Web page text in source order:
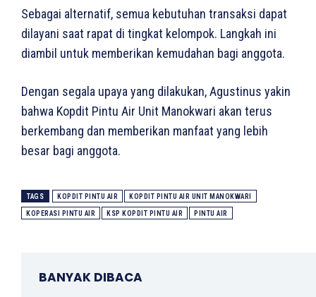
Sebagai alternatif, semua kebutuhan transaksi dapat
dilayani saat rapat di tingkat kelompok. Langkah ini
diambil untuk memberikan kemudahan bagi anggota.
Dengan segala upaya yang dilakukan, Agustinus yakin
bahwa Kopdit Pintu Air Unit Manokwari akan terus
berkembang dan memberikan manfaat yang lebih
besar bagi anggota.
TAGS KOPDIT PINTU AIR KOPDIT PINTU AIR UNIT MANOKWARI
KOPERASI PINTU AIR KSP KOPDIT PINTU AIR PINTU AIR
BANYAK DIBACA